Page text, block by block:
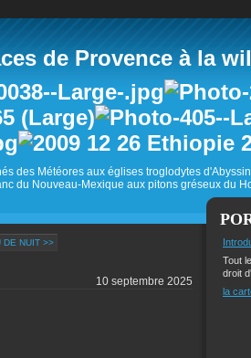
de Provence à la
des Météores aux églises troglodytes
du Nouveau-Mexique aux pitons gréseux du
DE NUIT >>
10 septembre 2025
Tout
droit
la